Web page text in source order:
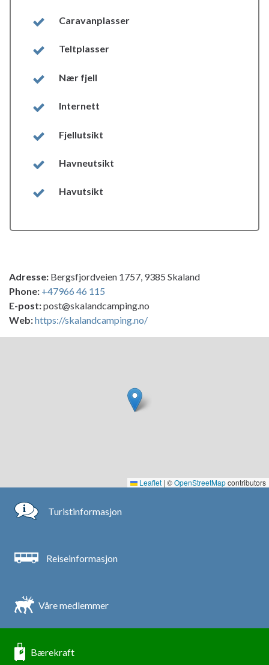
Caravanplasser
Teltplasser
Nær fjell
Internett
Fjellutsikt
Havneutsikt
Havutsikt
Adresse: Bergsfjordveien 1757, 9385 Skaland
Phone: +47966 46 115
E-post:post@skalandcamping.no
Web:https://skalandcamping.no/
Leaflet | ©OpenStreetMapcontributors
Turistinformasjon
Reiseinformasjon
Våre medlemmer
Bærekraft